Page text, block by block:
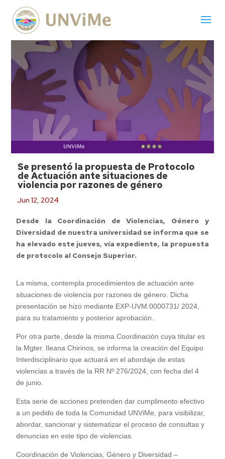
Se presentó la propuesta de Protocolo
de Actuación ante situaciones de
violencia por razones de género
Jun 12, 2024
Desde la Coordinación de Violencias, Género y
Diversidad de nuestra universidad se informa que se
ha elevado este jueves, vía expediente, la propuesta
de protocolo al Consejo Superior.
La misma, contempla procedimientos de actuación ante
situaciones de violencia por razones de género. Dicha
presentación se hizo mediante EXP-UVM:0000731/ 2024,
para su tratamiento y posterior aprobación.
Por otra parte, desde la misma Coordinación cuya titular es
la Mgter. Ileana Chirinos, se informa la creación del Equipo
Interdisciplinario que actuará en el abordaje de estas
violencias a través de la RR Nº 276/2024, con fecha del 4
de junio.
Esta serie de acciones pretenden dar cumplimento efectivo
a un pedido de toda la Comunidad UNViMe, para visibilizar,
abordar, sancionar y sistematizar el proceso de consultas y
denuncias en este tipo de violencias.
Coordinación de Violencias, Género y Diversidad –